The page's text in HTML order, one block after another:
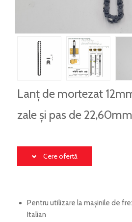
Lanț de mortezat
zale și pas de 22,60mm
Cere ofertă
Pentru utilizare la mașinile de
Italian